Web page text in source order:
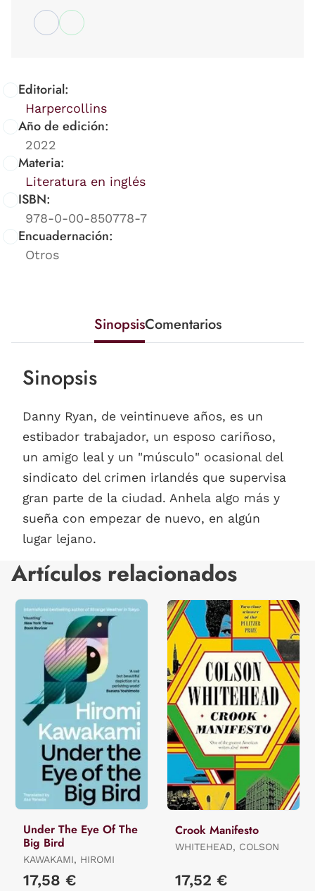
Editorial:
Harpercollins
Año de edición:
2022
Materia:
Literatura en inglés
ISBN:
978-0-00-850778-7
Encuadernación:
Otros
SinopsisComentarios
Sinopsis
Danny Ryan, de veintinueve años, es un
estibador trabajador, un esposo cariñoso,
un amigo leal y un "músculo" ocasional del
sindicato del crimen irlandés que supervisa
gran parte de la ciudad. Anhela algo más y
sueña con empezar de nuevo, en algún
lugar lejano.
Artículos relacionados
Under The Eye Of The
Big Bird
KAWAKAMI, HIROMI
17,58 €
Crook Manifesto
WHITEHEAD, COLSON
17,52 €